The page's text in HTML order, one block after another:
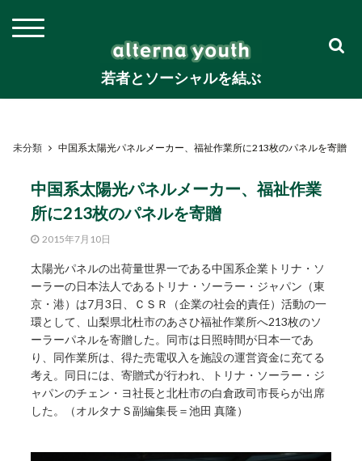
若者とソーシャルを結ぶ
未分類 中国系太陽光パネルメーカー、福祉作業所に213枚のパネルを寄贈
中国系太陽光パネルメーカー、福祉作業
所に213枚のパネルを寄贈
2015年7月10日
太陽光パネルの出荷量世界一である中国系企業トリナ・ソ
ーラーの日本法人であるトリナ・ソーラー・ジャパン（東
京・港）は7月3日、ＣＳＲ（企業の社会的責任）活動の一
環として、山梨県北杜市のあさひ福祉作業所へ213枚のソ
ーラーパネルを寄贈した。同市は日照時間が日本一であ
り、同作業所は、得た売電収入を施設の運営資金に充てる
考え。同日には、寄贈式が行われ、トリナ・ソーラー・ジ
ャパンのチェン・ヨ社長と北杜市の白倉政司市長らが出席
した。（オルタナＳ副編集長＝池田 真隆）